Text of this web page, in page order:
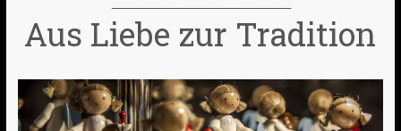
Aus Liebe zur Tradition